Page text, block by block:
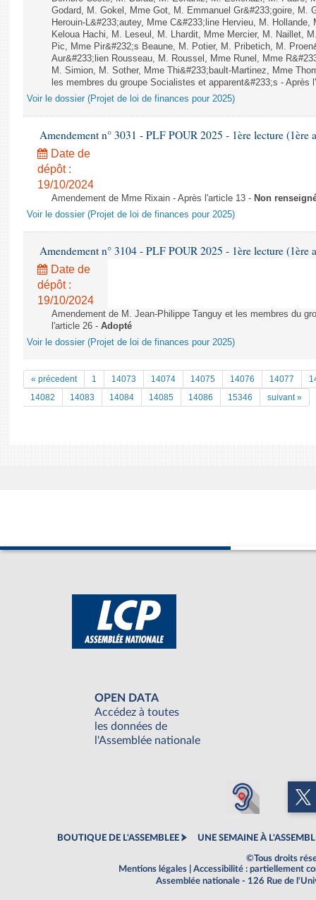
Godard, M. Gokel, Mme Got, M. Emmanuel Gr&#233;goire, M.
Herouin-L&#233;autey, Mme C&#233;line Hervieu, M.
Keloua Hachi, M. Leseul, M. Lhardit, Mme Mercier, M. Naillet,
Pic, Mme Pir&#232;s Beaune, M. Potier, M. Pribetich, M.
Aur&#233;lien Rousseau, M. Roussel, Mme Runel, Mme
M. Simion, M. Sother, Mme Thi&#233;bault-Martinez, Mme
les membres du groupe Socialistes et apparent&#233;s - Après
Voir le dossier (Projet de loi de finances pour 2025)
Amendement n° 3031 - PLF POUR 2025 - 1ère lecture (1ère
Date de
dépôt :
19/10/2024
Amendement de Mme Rixain - Après l'article 13 - Non
Voir le dossier (Projet de loi de finances pour 2025)
Amendement n° 3104 - PLF POUR 2025 - 1ère lecture (1ère
Date de
dépôt :
19/10/2024
Amendement de M. Jean-Philippe Tanguy et les membres du
l'article 26 - Adopté
Voir le dossier (Projet de loi de finances pour 2025)
« précedent 1 14073 14074 14075 14076 14077
14082
14083 14084 14085 14086 15346 suivant »
OPEN DATA
Accédez à toutes
les données de
l'Assemblée nationale
BOUTIQUE DE L'ASSEMBLEE UNE SEMAINE À
©Tous droits
Mentions légales
Accessibilité : partiellement
Assemblée nationale - 126 Rue de